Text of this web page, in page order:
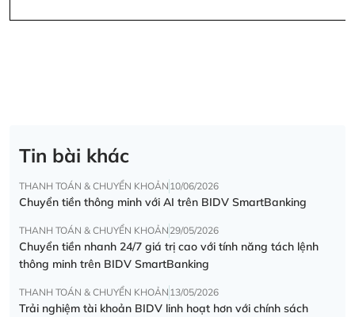
Tin bài khác
THANH TOÁN & CHUYỂN KHOẢN 10/06/2026
Chuyển tiền thông minh với AI trên BIDV SmartBanking
THANH TOÁN & CHUYỂN KHOẢN 29/05/2026
Chuyển tiền nhanh 24/7 giá trị cao với tính năng tách lệnh
thông minh trên BIDV SmartBanking
THANH TOÁN & CHUYỂN KHOẢN 13/05/2026
Trải nghiệm tài khoản BIDV linh hoạt hơn với chính sách